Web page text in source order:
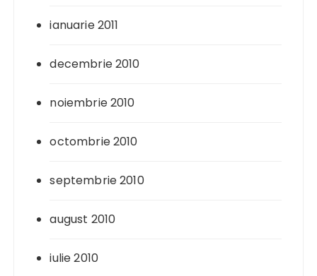
ianuarie 2011
decembrie 2010
noiembrie 2010
octombrie 2010
septembrie 2010
august 2010
iulie 2010